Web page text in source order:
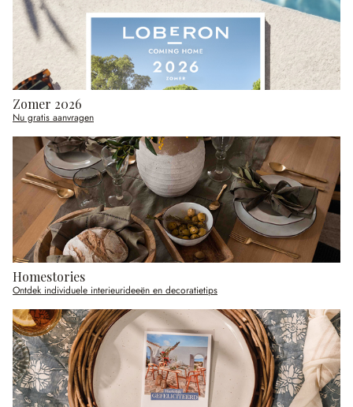
Zomer 2026
Nu gratis aanvragen
Homestories
Ontdek individuele interieurideeën en decoratietips